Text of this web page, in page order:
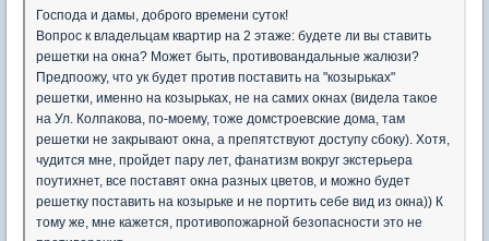
Господа и дамы, доброго времени суток!
Вопрос к владельцам квартир на 2 этаже: будете ли вы ставить
решетки на окна? Может быть, противовандальные жалюзи?
Предпоожу, что ук будет против поставить на "козырьках"
решетки, именно на козырьках, не на самих окнах (видела такое
на Ул. Колпакова, по-моему, тоже домстроевские дома, там
решетки не закрывают окна, а препятствуют доступу сбоку). Хотя,
чудится мне, пройдет пару лет, фанатизм вокруг экстерьера
поутихнет, все поставят окна разных цветов, и можно будет
решетку поставить на козырьке и не портить себе вид из окна)) К
тому же, мне кажется, противопожарной безопасности это не